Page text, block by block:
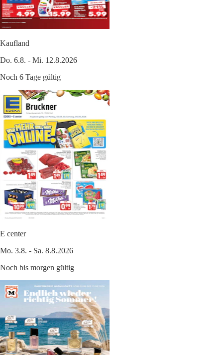
Kaufland
Do. 6.8. - Mi. 12.8.2026
Noch 6 Tage gültig
E center
Mo. 3.8. - Sa. 8.8.2026
Noch bis morgen gültig